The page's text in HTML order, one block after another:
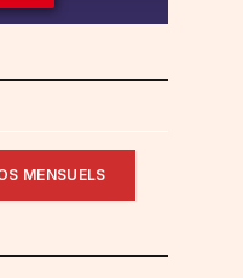
MENSUELS